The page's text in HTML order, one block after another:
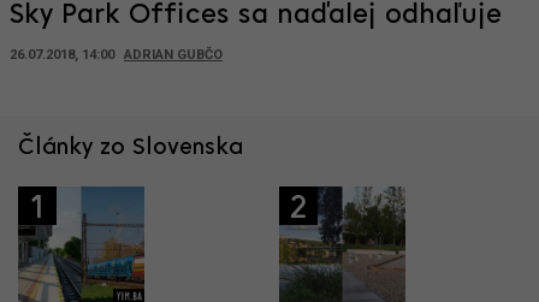
Sky Park Offices sa naďalej odhaľuje
26.07.2018, 14:00 ADRIAN GUBČO
Články zo Slovenska
1 2